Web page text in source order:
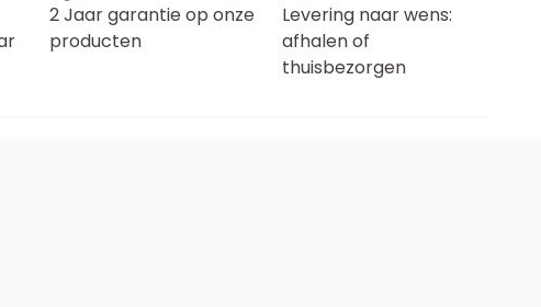
2 Jaar garantie op onze
producten
Levering naar wens:
afhalen of
thuisbezorgen